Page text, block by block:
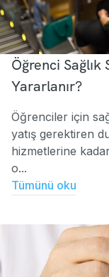
Öğrenci Sağlık
Yararlanır?
Öğrenciler için
yatış gerektiren
hizmetlerine
o...
Tümünü oku